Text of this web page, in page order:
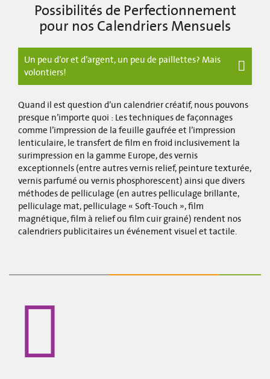
Possibilités de Perfectionnement
pour nos Calendriers Mensuels
Un peu d’or et d’argent, un peu de paillettes? Mais
volontiers!
Quand il est question d’un calendrier créatif, nous pouvons
presque n’importe quoi : Les techniques de façonnages
comme l’impression de la feuille gaufrée et l’impression
lenticulaire, le transfert de film en froid inclusivement la
surimpression en la gamme Europe, des vernis
exceptionnels (entre autres vernis relief, peinture texturée,
vernis parfumé ou vernis phosphorescent) ainsi que divers
méthodes de pelliculage (en autres pelliculage brillante,
pelliculage mat, pelliculage « Soft-Touch », film
magnétique, film à relief ou film cuir grainé) rendent nos
calendriers publicitaires un événement visuel et tactile.